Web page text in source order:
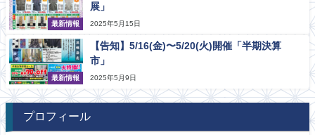
最新情報
展」
2025年5月15日
最新情報
【告知】5/16(金)〜5/20(火)開催「半期決算
市」
2025年5月9日
プロフィール